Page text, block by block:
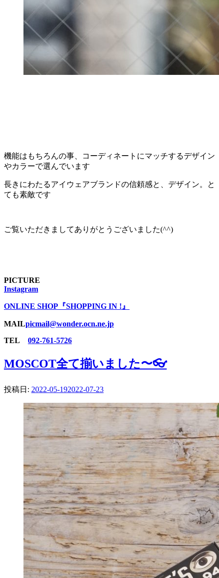
機能はもちろんの事、コーディネートにマッチするデザイン
やカラーで選んでいます
長きにわたるアイウェアブランドの信頼感と、デザイン。と
ても素敵です
ご覧いただきましてありがとうございました(^^)
PICTURE
Instagram
ONLINE SHOP『SHOPPING IN !』
MAILpicmail@wonder.ocn.ne.jp
TEL
092-761-5726
MOSCOT全て揃いました〜👓
投稿日: 2022-05-192022-07-23